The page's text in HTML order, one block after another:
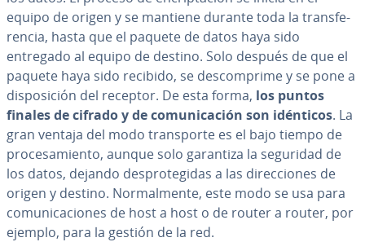
equipo de origen y se mantiene durante toda la tra­n­s­fe­
re­n­cia, hasta que el paquete de datos haya sido
entregado al equipo de destino. Solo después de que el
paquete haya sido recibido, se de­s­co­m­pri­me y se pone a
di­s­po­si­ción del receptor. De esta forma, los puntos
finales de cifrado y de co­mu­ni­ca­ción son idénticos. La
gran ventaja del modo tra­n­s­po­r­te es el bajo tiempo de
pro­ce­sa­mie­n­to, aunque solo garantiza la seguridad de
los datos, dejando de­s­pro­te­gi­das a las di­re­c­cio­nes de
origen y destino. No­r­ma­l­me­n­te, este modo se usa para
co­mu­ni­ca­cio­nes de host a host o de router a router, por
ejemplo, para la gestión de la red.